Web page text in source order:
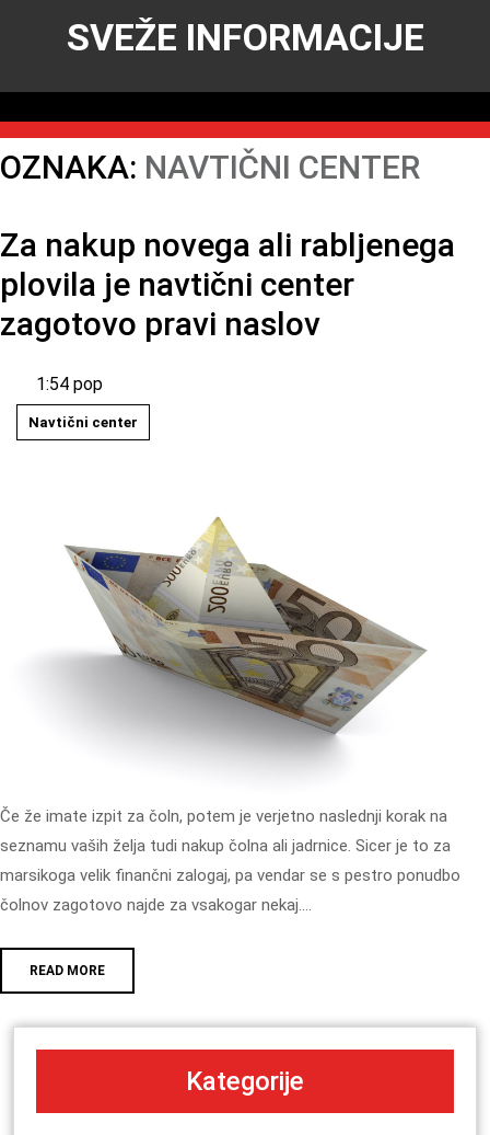
SVEŽE INFORMACIJE
OZNAKA: NAVTIČNI CENTER
Za nakup novega ali rabljenega
plovila je navtični center
zagotovo pravi naslov
1:54 pop
Navtični center
Če že imate izpit za čoln, potem je verjetno naslednji korak na
seznamu vaših želja tudi nakup čolna ali jadrnice. Sicer je to za
marsikoga velik finančni zalogaj, pa vendar se s pestro ponudbo
čolnov zagotovo najde za vsakogar nekaj.…
READ MORE
Kategorije